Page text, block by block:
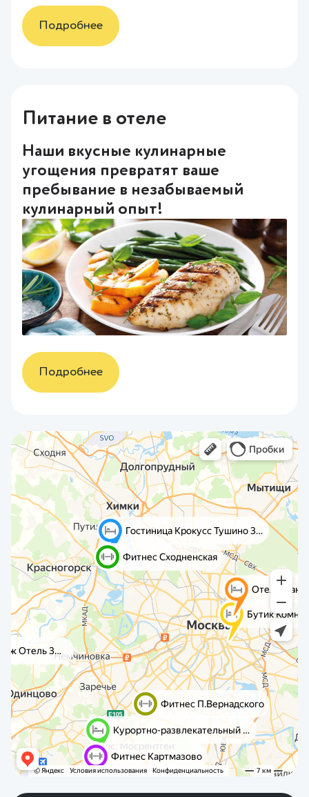
Подробнее
Питание в отеле
Наши вкусные кулинарные
угощения превратят ваше
пребывание в незабываемый
кулинарный опыт!
Подробнее